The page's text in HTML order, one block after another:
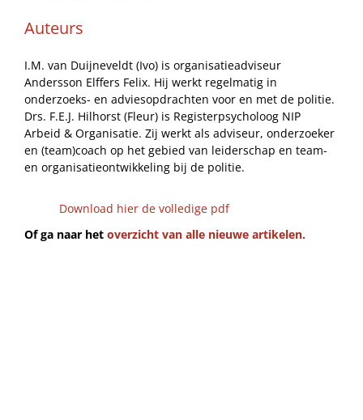
Auteurs
I.M. van Duijneveldt (Ivo) is organisatieadviseur
Andersson Elffers Felix. Hij werkt regelmatig in
onderzoeks- en adviesopdrachten voor en met de politie.
Drs. F.E.J. Hilhorst (Fleur) is Registerpsycholoog NIP
Arbeid & Organisatie. Zij werkt als adviseur, onderzoeker
en (team)coach op het gebied van leiderschap en team-
en organisatieontwikkeling bij de politie.
Download hier de volledige pdf
Of ga naar het overzicht van alle nieuwe artikelen.